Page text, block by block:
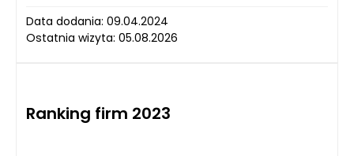
Data dodania: 09.04.2024
Ostatnia wizyta: 05.08.2026
Ranking firm 2023